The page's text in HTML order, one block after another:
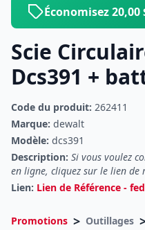
Économisez
Scie
Dcs391 +
Code du produit: 262411
Marque: dewalt
Modèle: dcs391
Description: Si vous voulez
en ligne, cliquez sur le lien de
Lien: Lien de Référence -
Promotions > Outillages